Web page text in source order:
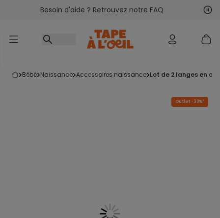
Accéder au contenu
Besoin d'aide ? Retrouvez notre FAQ
bébé naissance accessoires naissance lot de 2 langes en
Outlet -30%*